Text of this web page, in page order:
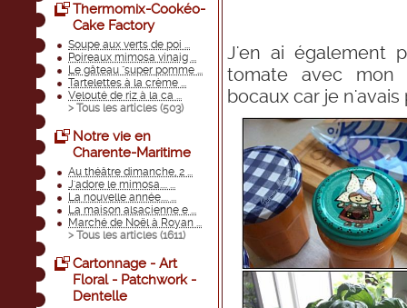
Thermomix-Cookéo-
Cake Factory
Soupe aux verts de poi ...
Poireaux mimosa vinaig ...
Le gâteau "super pomme ...
Tartelettes à la crème ...
Velouté de riz à la ca ...
> Tous les articles (503)
Notre vie en
Charente-Maritime
Au théâtre dimanche, 2 ...
J'adore le mimosa.... ...
La nouvelle année.... ...
La maison alsacienne e ...
Marché de Noël à Royan ...
> Tous les articles (1611)
Cartonnage - Art
Floral - Patchwork -
Dentelle
J'en ai également
tomate avec mon
bocaux car je